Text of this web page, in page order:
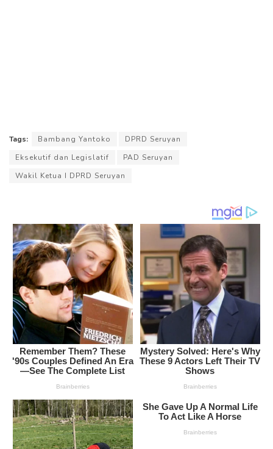
Tags: Bambang Yantoko
DPRD Seruyan
Eksekutif dan Legislatif
PAD Seruyan
Wakil Ketua I DPRD Seruyan